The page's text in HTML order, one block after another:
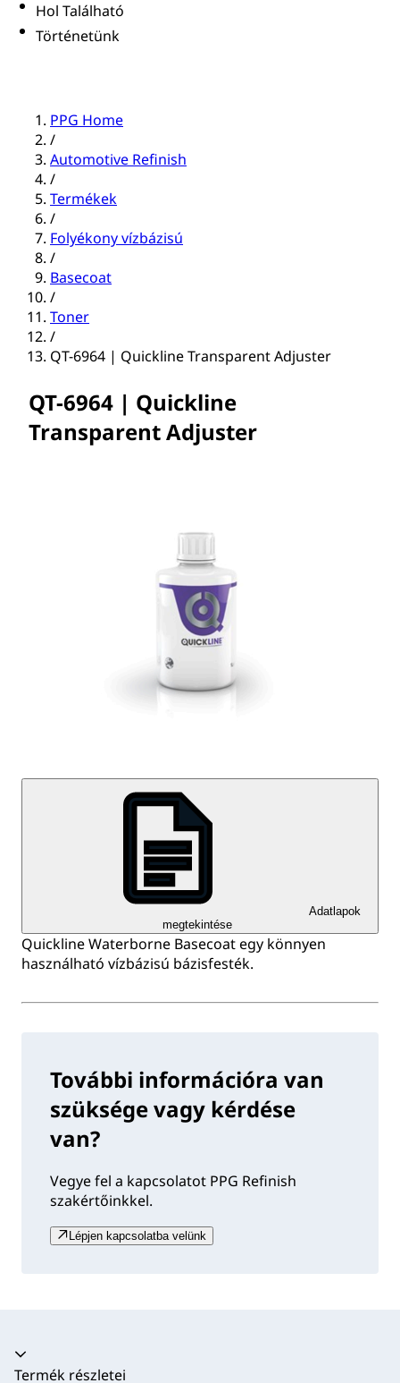
Hol Található
Történetünk
PPG Home
/
Automotive Refinish
/
Termékek
/
Folyékony vízbázisú
/
Basecoat
/
Toner
/
QT-6964 | Quickline Transparent Adjuster
QT-6964 | Quickline
Transparent Adjuster
Adatlapok
megtekintése
Quickline Waterborne Basecoat egy könnyen
használható vízbázisú bázisfesték.
További információra van
szüksége vagy kérdése
van?
Vegye fel a kapcsolatot PPG Refinish
szakértőinkkel.
Lépjen kapcsolatba velünk
Akkordion összecsukva
Termék részletei